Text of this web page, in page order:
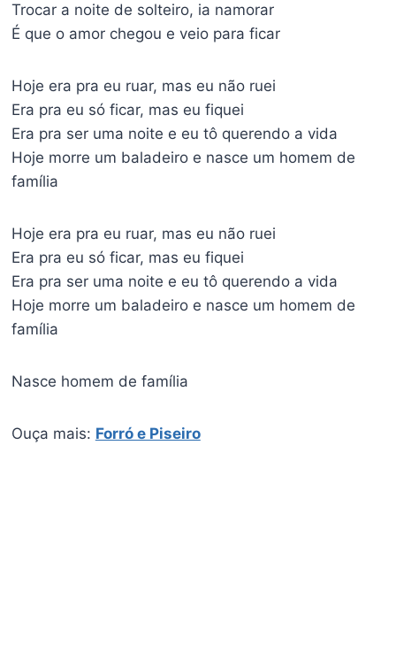
Trocar a noite de solteiro, ia namorar
É que o amor chegou e veio para ficar
Hoje era pra eu ruar, mas eu não ruei
Era pra eu só ficar, mas eu fiquei
Era pra ser uma noite e eu tô querendo a vida
Hoje morre um baladeiro e nasce um homem de
família
Hoje era pra eu ruar, mas eu não ruei
Era pra eu só ficar, mas eu fiquei
Era pra ser uma noite e eu tô querendo a vida
Hoje morre um baladeiro e nasce um homem de
família
Nasce homem de família
Ouça mais: Forró e Piseiro